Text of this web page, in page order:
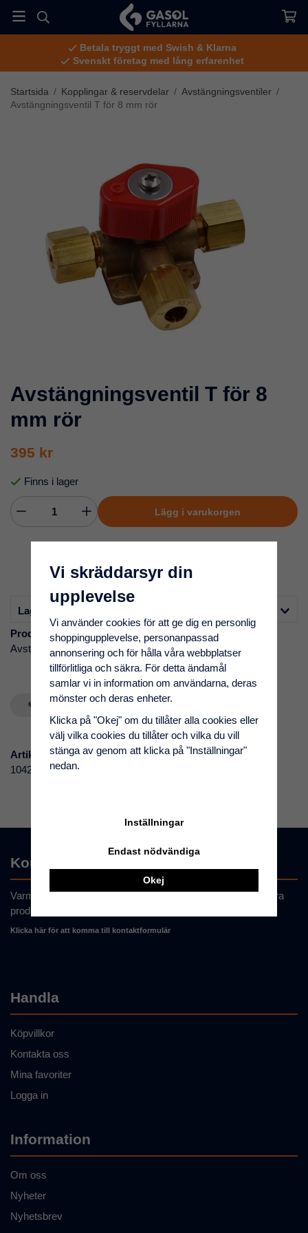
Betala tryggt med Swish & Klarna
Svenskt företag med lång erfarenhet
Startsida / Kopplingar & reservdelar / Avstängningsventiler /
Avstängningsventil T för 8 mm rör
Avstängningsventil T för 8
mm rör
395 kr
Finns i lager
Lägg i varukorgen
Lagerstatus i butik
Produktbeskrivning:
Avstängningsventil T 8 mm tillverkad i mässing.
Spara som favorit
Artikelnummer:
104289
Kontakta oss
Varmt välkommen att kontakta oss om du har frågor om våra
produkter eller din beställning.
Klicka här för att komma till kontaktformulär
Handla
Köpvillkor
Kontakta oss
Mina favoriter
Logga in
Information
Om oss
Nyheter
Nyhetsbrev
Vi skräddarsyr din
upplevelse
Vi använder cookies för att ge dig en personlig
shoppingupplevelse, personanpassad
annonsering och för hålla våra webbplatser
tillförlitliga och säkra. För detta ändamål
samlar vi in information om användarna, deras
mönster och deras enheter.
Klicka på "Okej" om du tillåter alla cookies eller
välj vilka cookies du tillåter och vilka du vill
stänga av genom att klicka på "Inställningar"
nedan.
Inställningar
Endast nödvändiga
Okej